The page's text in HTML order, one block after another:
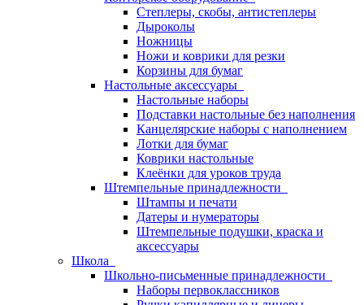
Степлеры, скобы, антистеплеры
Дыроколы
Ножницы
Ножи и коврики для резки
Корзины для бумаг
Настольные аксессуары
Настольные наборы
Подставки настольные без наполнения
Канцелярские наборы с наполнением
Лотки для бумаг
Коврики настольные
Клеёнки для уроков труда
Штемпельные принадлежности
Штампы и печати
Датеры и нумераторы
Штемпельные подушки, краска и
аксессуары
Школа
Школьно-письменные принадлежности
Наборы первоклассников